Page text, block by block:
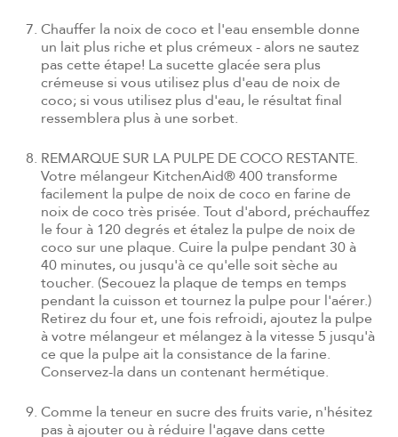
Chauffer la noix de coco et l'eau ensemble donne
un lait plus riche et plus crémeux - alors ne sautez
pas cette étape! La sucette glacée sera plus
crémeuse si vous utilisez plus d'eau de noix de
coco; si vous utilisez plus d'eau, le résultat final
ressemblera plus à une sorbet.
REMARQUE SUR LA PULPE DE COCO RESTANTE.
Votre mélangeur KitchenAid® 400 transforme
facilement la pulpe de noix de coco en farine de
noix de coco très prisée. Tout d'abord, préchauffez
le four à 120 degrés et étalez la pulpe de noix de
coco sur une plaque. Cuire la pulpe pendant 30 à
40 minutes, ou jusqu'à ce qu'elle soit sèche au
toucher. (Secouez la plaque de temps en temps
pendant la cuisson et tournez la pulpe pour l'aérer.)
Retirez du four et, une fois refroidi, ajoutez la pulpe
à votre mélangeur et mélangez à la vitesse 5 jusqu'à
ce que la pulpe ait la consistance de la farine.
Conservez-la dans un contenant hermétique.
Comme la teneur en sucre des fruits varie, n'hésitez
pas à ajouter ou à réduire l'agave dans cette